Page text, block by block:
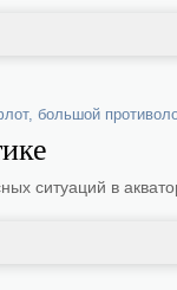
, большой
ситуаций в